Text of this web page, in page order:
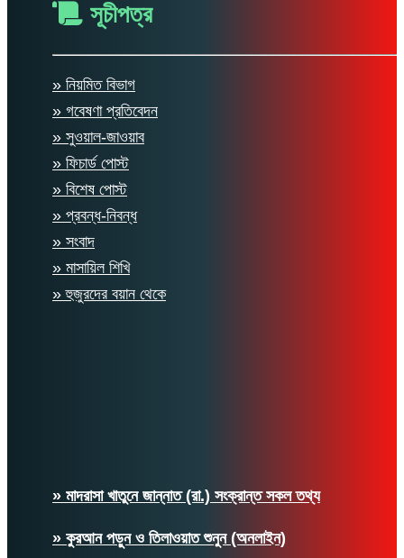
সূচীপত্র
» নিয়মিত বিভাগ
» গবেষণা প্রতিবেদন
» সুওয়াল-জাওয়াব
» ফিচার্ড পোস্ট
» বিশেষ পোস্ট
» প্রবন্ধ-নিবন্ধ
» সংবাদ
» মাসায়িল শিখি
» হুজুরদের বয়ান থেকে
» মাদরাসা খাতুনে জান্নাত (রা.) সংক্রান্ত সকল তথ্য
» কুরআন পড়ুন ও তিলাওয়াত শুনুন (অনলাইন)